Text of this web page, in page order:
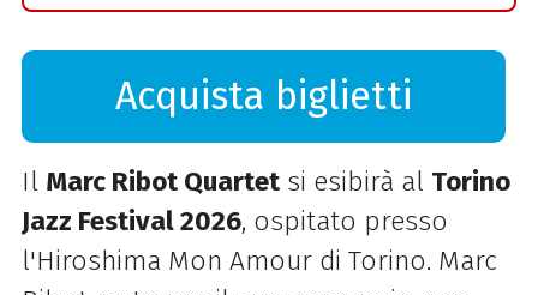
Acquista biglietti
Il Marc Ribot Quartetsi esibirà al Torino
Jazz Festival 2026, ospitato presso
l'Hiroshima Mon Amour di Torino. Marc